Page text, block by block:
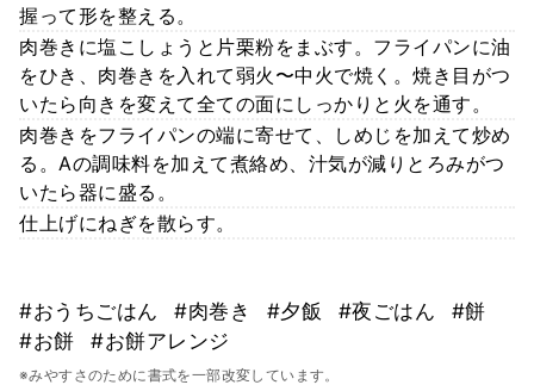
握って形を整える。
肉巻きに塩こしょうと片栗粉をまぶす。フライパンに油
をひき、肉巻きを入れて弱火〜中火で焼く。焼き目がつ
いたら向きを変えて全ての面にしっかりと火を通す。
肉巻きをフライパンの端に寄せて、しめじを加えて炒め
る。Aの調味料を加えて煮絡め、汁気が減りとろみがつ
いたら器に盛る。
仕上げにねぎを散らす。
#おうちごはん #肉巻き #夕飯 #夜ごはん
#餅
#お餅
#お餅アレンジ
※みやすさのために書式を一部改変しています。